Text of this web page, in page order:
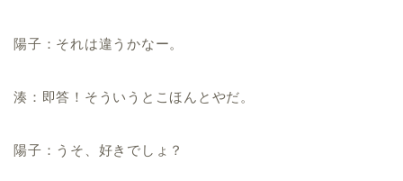
陽子：それは違うかなー。
湊：即答！そういうとこほんとやだ。
陽子：うそ、好きでしょ？